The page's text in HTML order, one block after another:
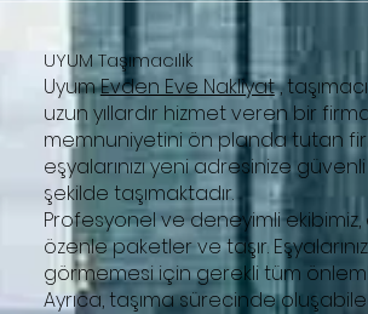
UYUM Taşımacılık
UyumEvden Eve Nakliyat,
uzun yıllardır hizmet veren bir
memnuniyetini ön planda tutan
eşyalarınızı yeni adresinize güvenli
şekilde taşımaktadır.
Profesyonel ve deneyimli ekibimiz,
özenle paketler ve taşır.
görmemesi için gerekli tüm
Ayrıca, taşıma sürecinde